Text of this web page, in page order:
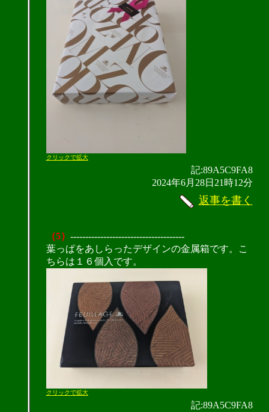
クリックで拡大
記:89A5C9FA8
2024年6月28日21時12分
返事を書く
（5） --------------------------------------
葉っぱをあしらったデザインの金属箱です。こ
ちらは１６個入です。
クリックで拡大
記:89A5C9FA8